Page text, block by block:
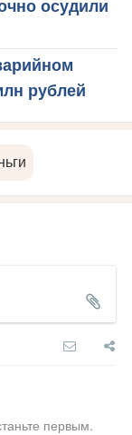
осудили
рублей
первым.